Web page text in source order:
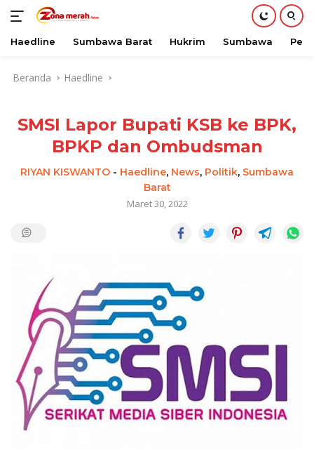
Haedline Sumbawa Barat Hukrim Sumbawa
Beranda Haedline
SMSI Lapor Bupati KSB ke BPK,
BPKP dan Ombudsman
RIYAN KISWANTO - Haedline, News, Politik, Sumbawa
Barat
Maret 30, 2022